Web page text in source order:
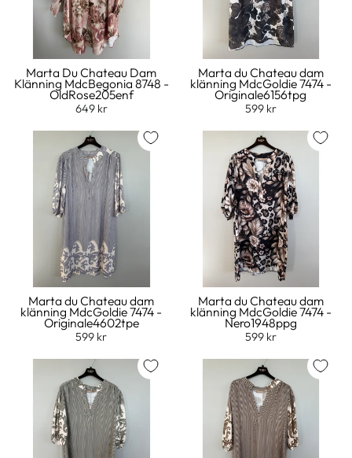
Marta Du Chateau Dam
Klänning MdcBegonia 8748 -
OldRose205enf
649 kr
Marta du Chateau dam
klänning MdcGoldie 7474 -
Originale6156tpg
599 kr
Marta du Chateau dam
klänning MdcGoldie 7474 -
Originale4602tpe
599 kr
Marta du Chateau dam
klänning MdcGoldie 7474 -
Nero1948ppg
599 kr